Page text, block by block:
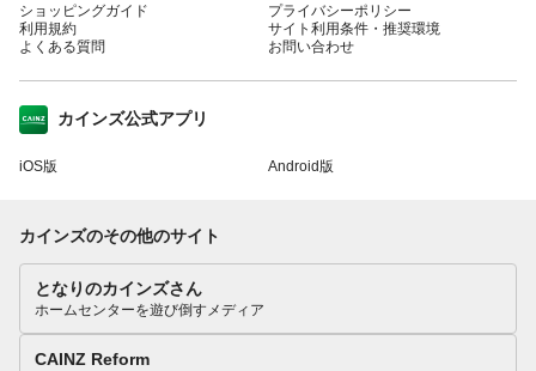
ショッピングガイド
利用規約
よくある質問
プライバシーポリシー
サイト利用条件・推奨環境
お問い合わせ
カインズ公式アプリ
iOS版 Android版
カインズのその他のサイト
となりのカインズさん
ホームセンターを遊び倒すメディア
CAINZ Reform